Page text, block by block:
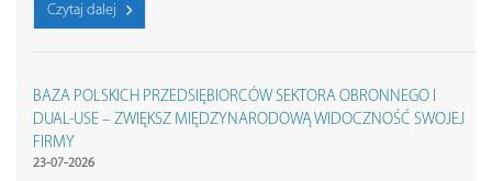
Czytaj dalej
BAZA POLSKICH PRZEDSIĘBIORCÓW SEKTORA OBRONNEGO I
DUAL-USE – ZWIĘKSZ MIĘDZYNARODOWĄ WIDOCZNOŚĆ SWOJEJ
FIRMY
23-07-2026